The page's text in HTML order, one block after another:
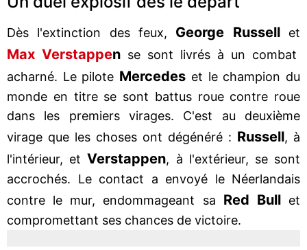
Dès l'extinction des feux, George Russellet
Max Verstappen se sont livrés à un combat
acharné. Le pilote Mercedes et le champion du
monde en titre se sont battus roue contre roue
dans les premiers virages. C'est au deuxième
virage que les choses ont dégénéré : Russell, à
l'intérieur, etVerstappen, à l'extérieur, se sont
accrochés. Le contact a envoyé le Néerlandais
contre le mur, endommageant sa Red Bullet
compromettant ses chances de victoire.